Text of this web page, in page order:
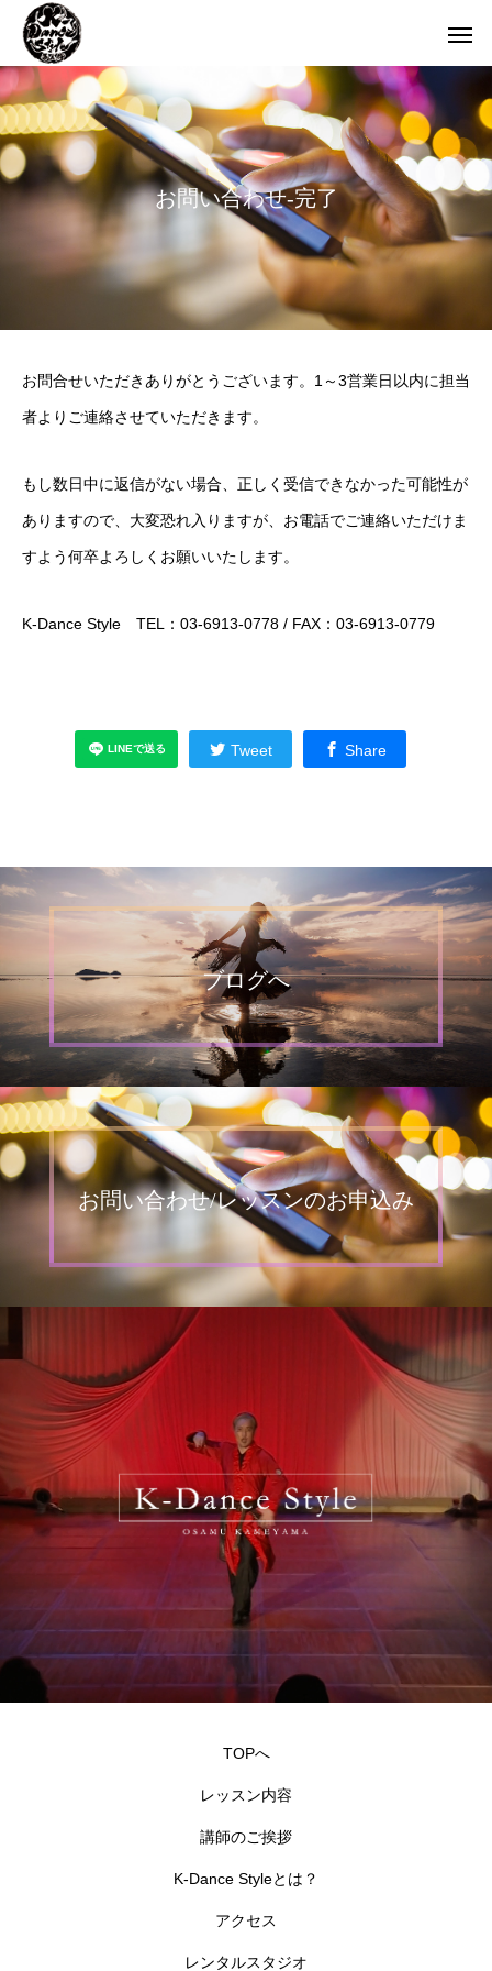
お問い合わせ-完了
お問合せいただきありがとうございます。1～3営業日以内に担当
者よりご連絡させていただきます。
もし数日中に返信がない場合、正しく受信できなかった可能性が
ありますので、大変恐れ入りますが、お電話でご連絡いただけま
すよう何卒よろしくお願いいたします。
K-Dance Style TEL：03-6913-0778 / FAX：03-6913-0779
Tweet Share
ブログへ
お問い合わせ/レッスンのお申込み
TOPへ
レッスン内容
講師のご挨拶
K-Dance Styleとは？
アクセス
レンタルスタジオ